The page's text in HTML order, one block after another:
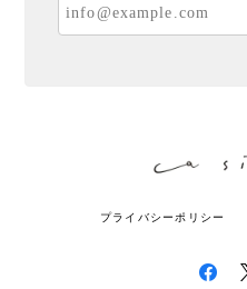
プライバシーポリシー